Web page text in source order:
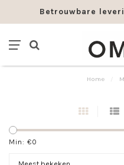
Betrouwbare
Home
Min: €0